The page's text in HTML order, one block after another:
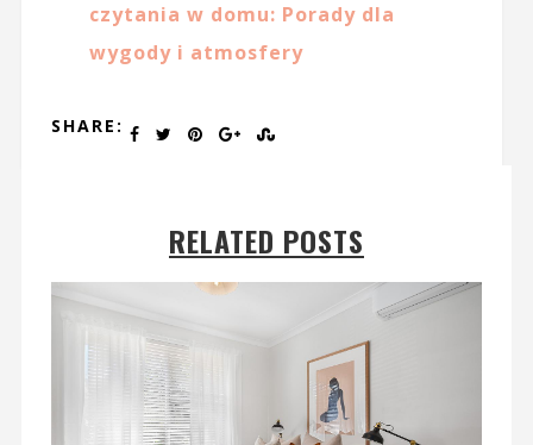
czytania w domu: Porady dla
wygody i atmosfery
SHARE:
RELATED POSTS